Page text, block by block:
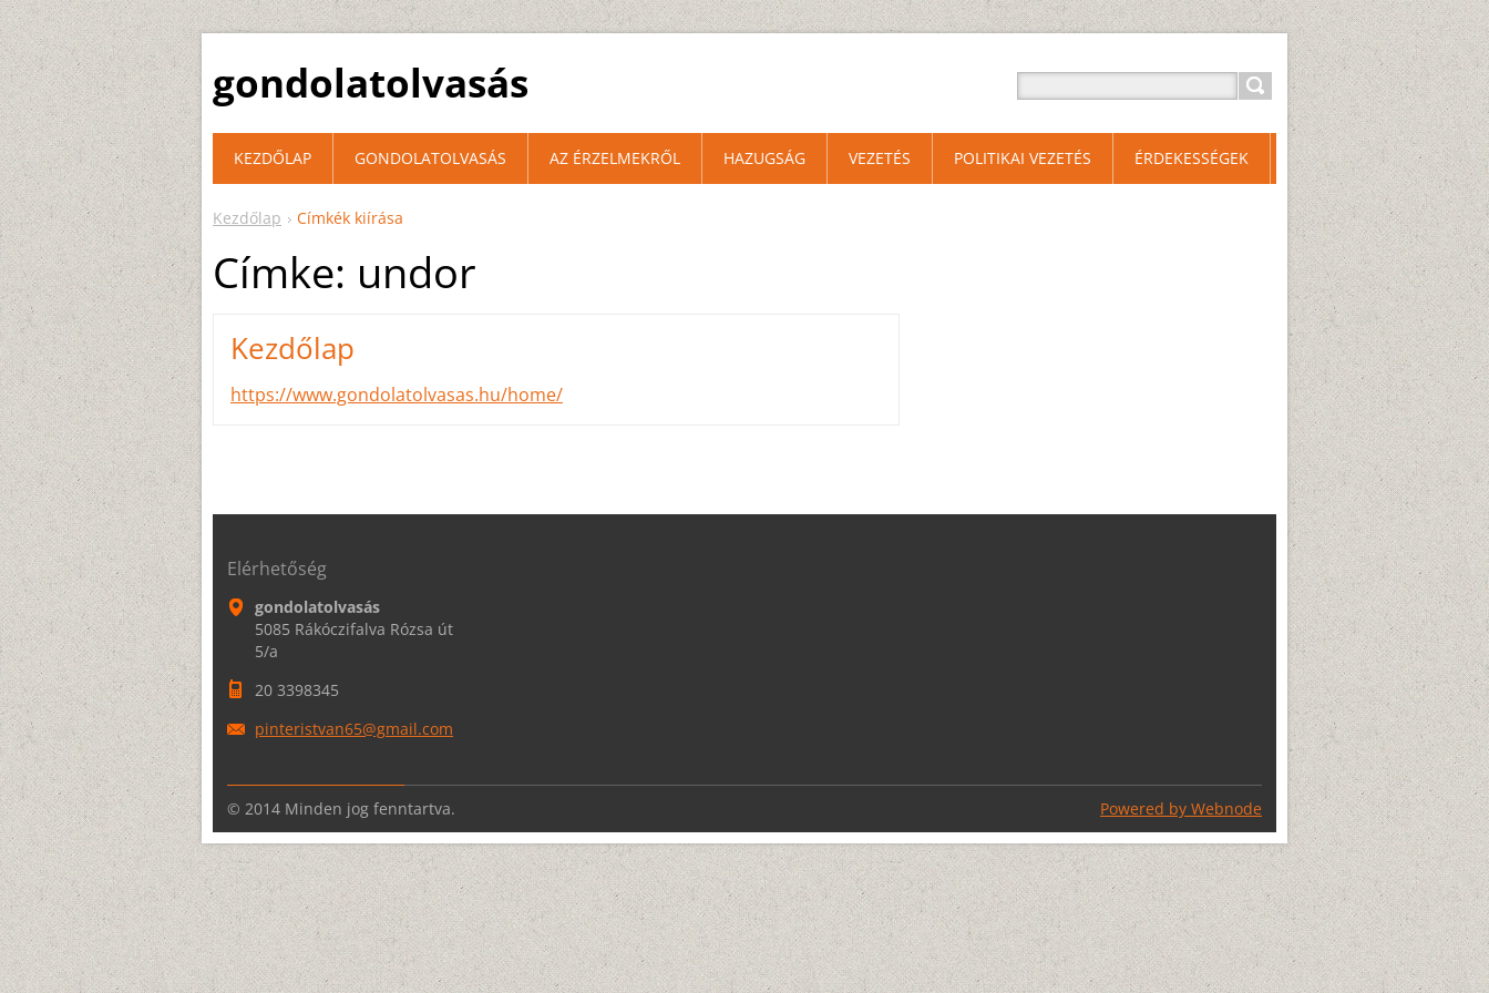
gondolatolvasás
Kezdőlap Címkék kiírása
Címke: undor
Kezdőlap
https://www.gondolatolvasas.hu/home/
KEZDŐLAP GONDOLATOLVASÁS AZ ÉRZELMEKRŐL HAZUGSÁG VEZETÉS POLITIKAI VEZETÉS ÉRDEKESSÉGEK
Elérhetőség
gondolatolvasás
5085 Rákóczifalva Rózsa út
5/a
20 3398345
pinteristvan65@gmail.com
© 2014 Minden jog fenntartva. Powered by Webnode